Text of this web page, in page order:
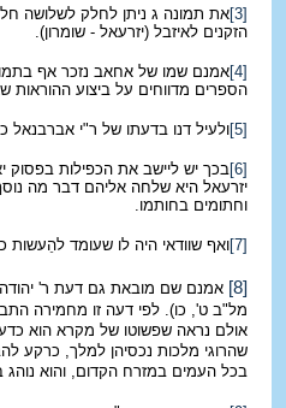
[3]
הזקנים לאיזבל (יזרעאל - שומרון).
[4]אמנם שמו של אחאב נזכר אף
הספרים מדווחים על ביצוע
[5]ולעיל דנו בדעתו של ר"י אברבנאל
[6]בכך יש ליישב את הכפילות
יזרעאל היא שלחה אליהם דבר מה
וחתומים בחותמו.
[7]ואף שוודאי היה לו שעומד
[8] אמנם שם מובאת גם דעת ר' יהודה,
מל"ב ט', כו). לפי דעה זו מחמירה
אולם נראה שפשוטו של מקרא הוא
שהרוגי מלכות נכסיהן למלך, כרקע
בכל העמים במזרח הקדום, והוא נוהג